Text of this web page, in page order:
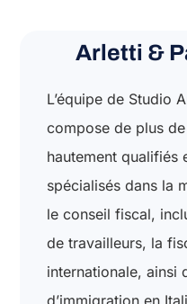
Arletti &
L’équipe de Studio
compose de plus
hautement qualifiés
spécialisés dans la
le conseil fiscal,
de travailleurs, la
internationale, ainsi
d’immigration en